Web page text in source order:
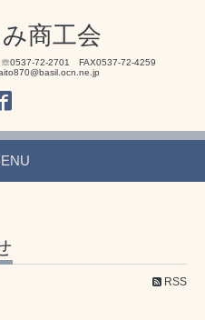
商工会
72-2701 FAX0537-72-4259
RSS